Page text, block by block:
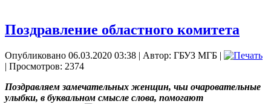
Поздравление областного комитета
Опубликовано 06.03.2020 03:38 | Автор: ГБУЗ МГБ |
| Просмотров: 2374
Поздравляем замечательных женщин, чьи очаровательные
улыбки, в буквальном смысле слова, помогают